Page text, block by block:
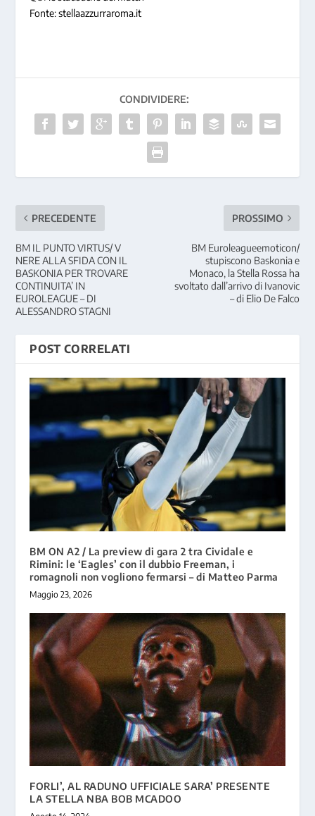
Fonte: stellaazzurraroma.it
CONDIVIDERE:
PRECEDENTE
BM IL PUNTO VIRTUS/ V
NERE ALLA SFIDA CON IL
BASKONIA PER TROVARE
CONTINUITA’ IN
EUROLEAGUE – DI
ALESSANDRO STAGNI
PROSSIMO
BM Euroleagueemoticon/
stupiscono Baskonia e
Monaco, la Stella Rossa ha
svoltato dall’arrivo di Ivanovic
– di Elio De Falco
POST CORRELATI
BM ON A2 / La preview di gara 2 tra Cividale e
Rimini: le ‘Eagles’ con il dubbio Freeman, i
romagnoli non vogliono fermarsi – di Matteo Parma
Maggio 23, 2026
FORLI’, AL RADUNO UFFICIALE SARA’ PRESENTE
LA STELLA NBA BOB MCADOO